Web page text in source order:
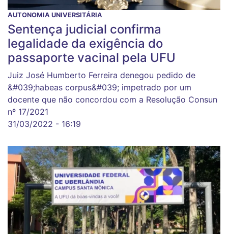
AUTONOMIA UNIVERSITÁRIA
Sentença judicial confirma
legalidade da exigência do
passaporte vacinal pela UFU
Juiz José Humberto Ferreira denegou pedido de
&#039;habeas corpus&#039; impetrado por um
docente que não concordou com a Resolução Consun
nº 17/2021
31/03/2022 - 16:19